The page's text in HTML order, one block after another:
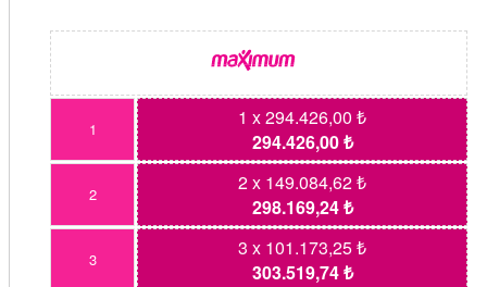
1
1 x 294.426,00 ₺
294.426,00 ₺
2
2 x 149.084,62 ₺
298.169,24 ₺
3
3 x 101.173,25 ₺
303.519,74 ₺